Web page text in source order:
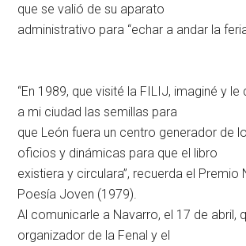
que se valió de su aparato
administrativo para “echar a andar la
“En 1989, que visité la FILIJ, imaginé y
a mi ciudad las semillas para
que León fuera un centro generador de
oficios y dinámicas para que el libro
existiera y circulara”, recuerda el Premio
Poesía Joven (1979).
Al comunicarle a Navarro, el 17 de abril,
organizador de la Fenal y el